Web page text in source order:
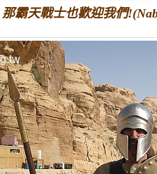
霸天戰士也歡迎我們